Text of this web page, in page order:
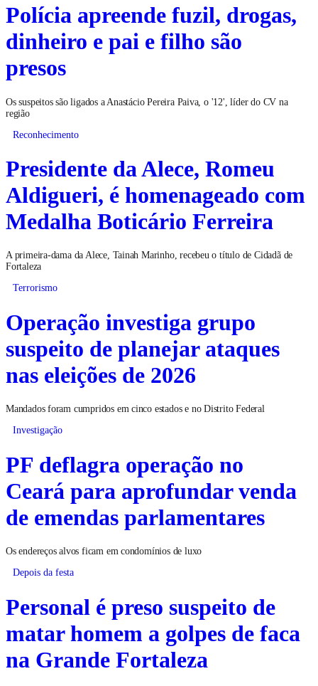
Polícia apreende fuzil, drogas,
dinheiro e pai e filho são
presos
Os suspeitos são ligados a Anastácio Pereira Paiva, o '12', líder do CV na
região
Reconhecimento
Presidente da Alece, Romeu
Aldigueri, é homenageado com
Medalha Boticário Ferreira
A primeira-dama da Alece, Tainah Marinho, recebeu o título de Cidadã de
Fortaleza
Terrorismo
Operação investiga grupo
suspeito de planejar ataques
nas eleições de 2026
Mandados foram cumpridos em cinco estados e no Distrito Federal
Investigação
PF deflagra operação no
Ceará para aprofundar venda
de emendas parlamentares
Os endereços alvos ficam em condomínios de luxo
Depois da festa
Personal é preso suspeito de
matar homem a golpes de faca
na Grande Fortaleza